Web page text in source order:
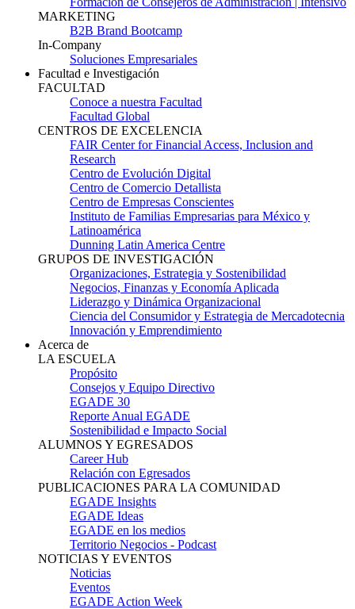
MARKETING
B2B Brand Bootcamp
In-Company
Soluciones Empresariales
Facultad e Investigación
FACULTAD
Conoce a nuestra Facultad
Facultad Global
CENTROS DE EXCELENCIA
FAIR Center for Financial Access, Inclusion and
Research
Centro de Evolución Digital
Centro de Comercio Detallista
Centro de Empresas Conscientes
Instituto de Familias Empresarias para México y
Latinoamérica
Dunning Latin America Centre
GRUPOS DE INVESTIGACIÓN
Organizaciones, Estrategia y Sostenibilidad
Negocios, Finanzas y Economía Aplicada
Liderazgo y Dinámica Organizacional
Ciencia del Consumidor y Estrategia de Mercadotecnia
Innovación y Emprendimiento
Acerca de
LA ESCUELA
Propósito
Consejos y Equipo Directivo
EGADE 30
Reporte Anual EGADE
Sostenibilidad e Impacto Social
ALUMNOS Y EGRESADOS
Career Hub
Relación con Egresados
PUBLICACIONES PARA LA COMUNIDAD
EGADE Insights
EGADE Ideas
EGADE en los medios
Territorio Negocios - Podcast
NOTICIAS Y EVENTOS
Noticias
Eventos
EGADE Action Week